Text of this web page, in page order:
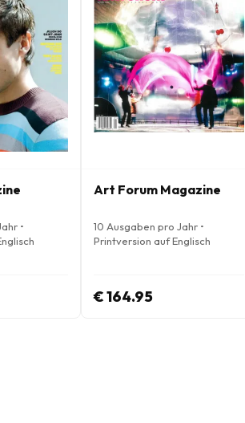
•
Art Forum Magazine
10 Ausgaben pro Jahr •
Printversion auf Englisch
€ 164.95